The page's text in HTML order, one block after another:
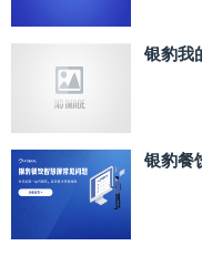
银豹我
银豹餐